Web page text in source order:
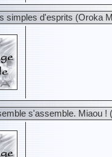
simples d'esprits (Oroka
s'assemble. Miaou !